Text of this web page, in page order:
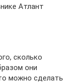
Атлант
сколько
они
можно сделать